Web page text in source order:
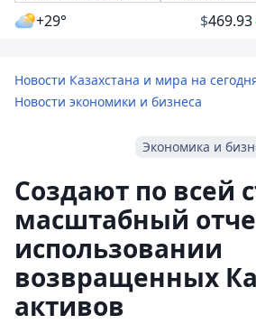
+29° $469.93
Новости Казахстана и мира на
Новости экономики и бизнеса
Экономика и
Создают по всей
масштабный
использовании
возвращенных
активов